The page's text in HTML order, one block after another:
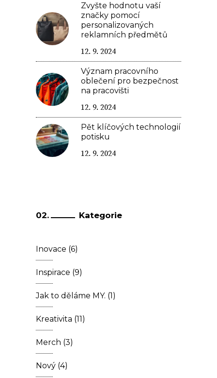
Zvyšte hodnotu vaší
značky pomocí
personalizovaných
reklamních předmětů
12. 9. 2024
Význam pracovního
oblečení pro bezpečnost
na pracovišti
12. 9. 2024
Pět klíčových technologií
potisku
12. 9. 2024
Kategorie
Inovace (6)
Inspirace (9)
Jak to děláme MY. (1)
Kreativita (11)
Merch (3)
Nový (4)